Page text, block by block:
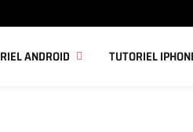
ANDROID TUTORIEL